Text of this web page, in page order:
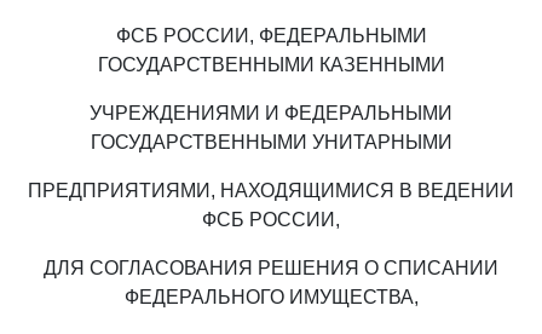
ФСБ РОССИИ, ФЕДЕРАЛЬНЫМИ
ГОСУДАРСТВЕННЫМИ КАЗЕННЫМИ
УЧРЕЖДЕНИЯМИ И ФЕДЕРАЛЬНЫМИ
ГОСУДАРСТВЕННЫМИ УНИТАРНЫМИ
ПРЕДПРИЯТИЯМИ, НАХОДЯЩИМИСЯ В ВЕДЕНИИ
ФСБ РОССИИ,
ДЛЯ СОГЛАСОВАНИЯ РЕШЕНИЯ О СПИСАНИИ
ФЕДЕРАЛЬНОГО ИМУЩЕСТВА,